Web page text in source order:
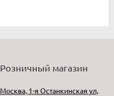
Розничный магазин
Москва, 1-я Останкинская ул,